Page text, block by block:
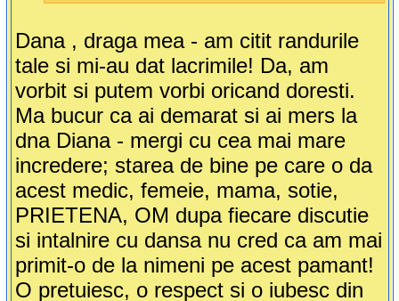
Dana , draga mea - am citit randurile
tale si mi-au dat lacrimile! Da, am
vorbit si putem vorbi oricand doresti.
Ma bucur ca ai demarat si ai mers la
dna Diana - mergi cu cea mai mare
incredere; starea de bine pe care o da
acest medic, femeie, mama, sotie,
PRIETENA, OM dupa fiecare discutie
si intalnire cu dansa nu cred ca am mai
primit-o de la nimeni pe acest pamant!
O pretuiesc, o respect si o iubesc din